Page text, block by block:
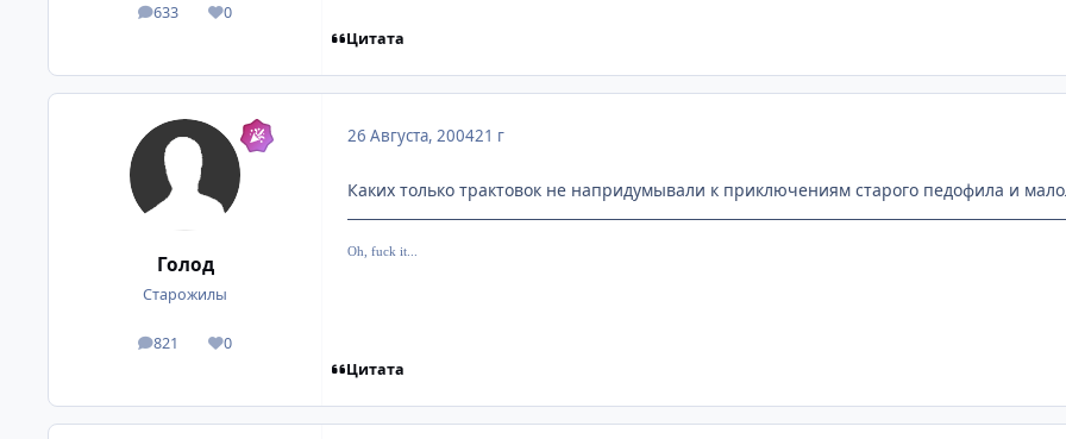
633
посты 0
Репутация
Цитата
Голод
Старожилы
821
посты 0
Репутация
26 Августа, 200421 г
Каких только трактовок не напридумывали к приключениям старого педофила и
Oh, fuck it...
Цитата